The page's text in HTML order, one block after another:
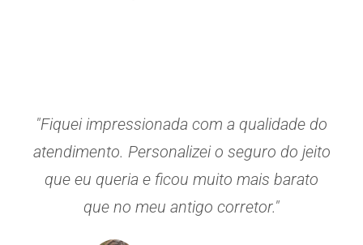
"Fiquei impressionada com a qualidade do
atendimento. Personalizei o seguro do jeito
que eu queria e ficou muito mais barato
que no meu antigo corretor."